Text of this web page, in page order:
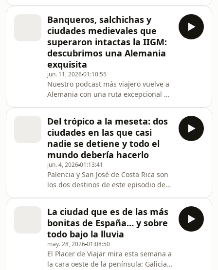
propuesta de la mano de Eva Sanchid
este nuevo episodio de El Placer de
Viajar, el podcast de viajes de esRadio
y Libertad Digital, los presentadores
Carmelo Jordá y Kelu Robles nos
proponen dos destinos
extraordinarios y una forma clásica y
evocadora de cruzar el océano: los
viajes
Banqueros, salchichas y
ciudades medievales que
superaron intactas la IIGM:
descubrimos una Alemania
exquisita
jun. 11, 202601:10:55
Nuestro podcast más viajero vuelve a
Alemania con una ruta excepcional a
este nuevo episodio de El Placer de
Viajar, el podcast de viajes de Libertad
Digital y esRadio, Carmelo Jordá y
Kelu Robles nos proponen una
fascinante ruta por el sur de
Alemania para descubrir otras cuatro
ciudades agrupadas en la asociación
Histori
Del trópico a la meseta: dos
ciudades en las que casi
nadie se detiene y todo el
mundo debería hacerlo
jun. 4, 202601:13:41
Palencia y San José de Costa Rica son
los dos destinos de este episodio de
este nuevo episodio de El Placer de
Viajar, el podcast de viajes de esRadio
y Libertad Digital, sus presentadores
Carmelo Jordá y Kelu Robles nos
guían por fascinantes destinos y nos
descubren las últimas novedades del
La ciudad que es de las más
bonitas de España… y sobre
todo bajo la lluvia
may. 28, 202601:08:50
El Placer de Viajar mira esta semana a
la cara oeste de la península: Galicia,